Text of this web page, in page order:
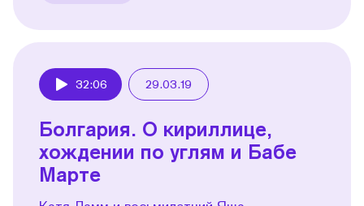
32:06 29.03.19
Болгария. О кириллице,
хождении по углям и Бабе
Марте